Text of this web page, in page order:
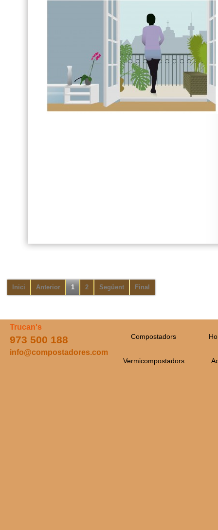
Inici Anterior 1 2 Següent Final
Trucan's
973 500 188
info@compostadores.com
Compostadors
Vermicompostadors